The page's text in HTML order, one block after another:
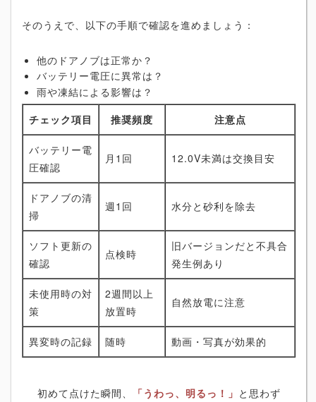
そのうえで、以下の手順で確認を進めましょう：
他のドアノブは正常か？
バッテリー電圧に異常は？
雨や凍結による影響は？
チェック項目
推奨頻度 注意点
バッテリー電
圧確認
月1回 12.0V未満は交換目安
ドアノブの清
掃
週1回 水分と砂利を除去
ソフト更新の
確認
点検時
旧バージョンだと不具合
発生例あり
未使用時の対
策
2週間以上
放置時
自然放電に注意
異変時の記録 随時 動画・写真が効果的
初めて点けた瞬間、 「うわっ、明るっ！」 と思わず